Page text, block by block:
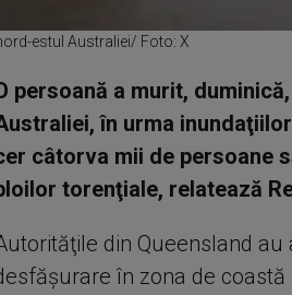
estul Australiei/ Foto: X
persoană a murit,
în urma
câtorva mii de persoane
torenţiale, relatează
din Queensland
în zona de